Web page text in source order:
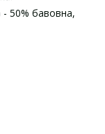
- 50% бавовна,